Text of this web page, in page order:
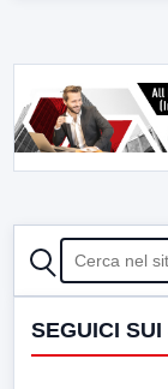
CERCA
SEGUICI